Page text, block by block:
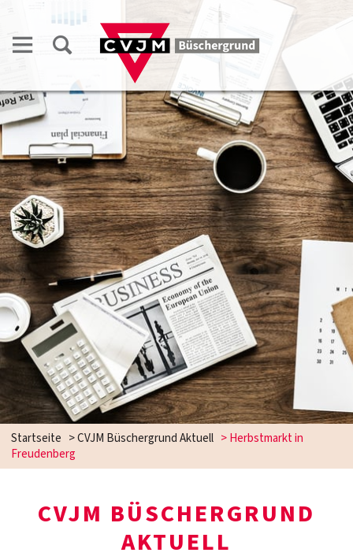
Startseite >CVJM Büschergrund Aktuell >Herbstmarkt in
Freudenberg
CVJM BÜSCHERGRUND
AKTUELL